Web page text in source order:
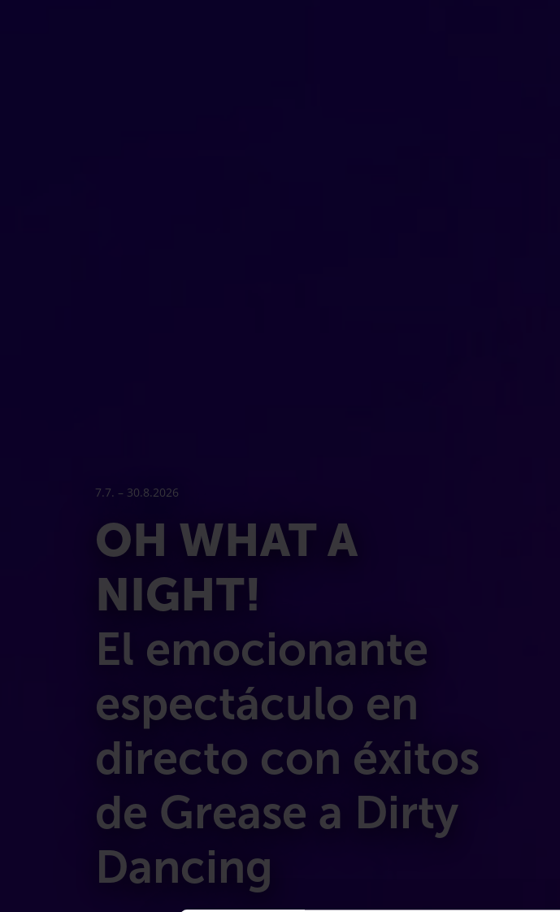
7.7. – 30.8.2026
OH WHAT A
NIGHT!
El emocionante
espectáculo en
directo con éxitos
de Grease a Dirty
Dancing